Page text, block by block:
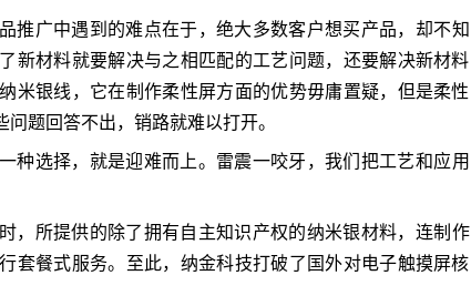
推广中遇到的难点在于，绝大多数客户想买产品，却不知
新材料就要解决与之相匹配的工艺问题，还要解决新材料
米银线，它在制作柔性屏方面的优势毋庸置疑，但是柔性
题回答不出，销路就难以打开。
种选择，就是迎难而上。雷震一咬牙，我们把工艺和应用
，所提供的除了拥有自主知识产权的纳米银材料，连制作
套餐式服务。至此，纳金科技打破了国外对电子触摸屏核